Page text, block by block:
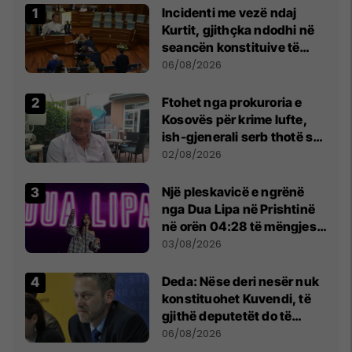
Incidenti me vezë ndaj
Kurtit, gjithçka ndodhi në
seancën konstituive të
Kuvendit
06/08/2026
Ftohet nga prokuroria e
Kosovës për krime lufte,
ish-gjenerali serb thotë se
dikush e tradhtoi në
02/08/2026
Një pleskavicë e ngrënë
nga Dua Lipa në Prishtinë
në orën 04:28 të mëngjesit
- dhe bota digjitale serbe
03/08/2026
Deda: Nëse deri nesër nuk
konstituohet Kuvendi, të
gjithë deputetët do të
bëjnë shkelje të rëndë
06/08/2026